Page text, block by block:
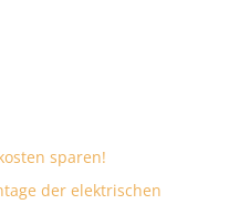
sparen!
der elektrischen